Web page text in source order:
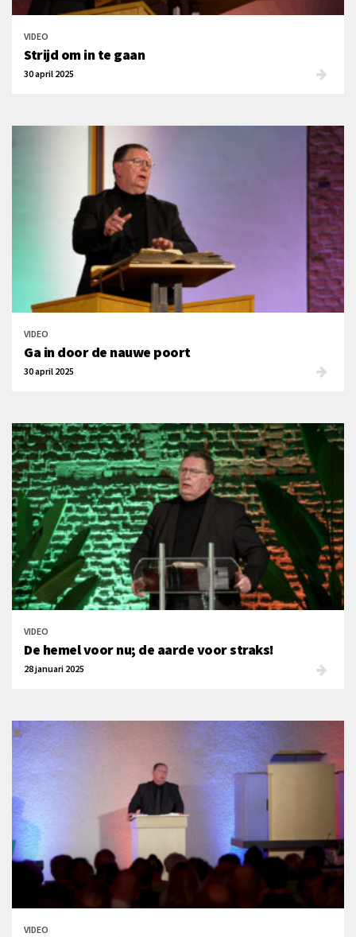
VIDEO
Strijd om in te gaan
30 april 2025
VIDEO
Ga in door de nauwe poort
30 april 2025
VIDEO
De hemel voor nu; de aarde voor straks!
28 januari 2025
VIDEO